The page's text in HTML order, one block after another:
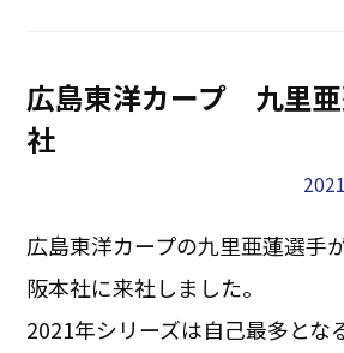
広島東洋カープ 九里
社
広島東洋カープの九里亜蓮選手
阪本社に来社しました。
2021年シリーズは自己最多とな